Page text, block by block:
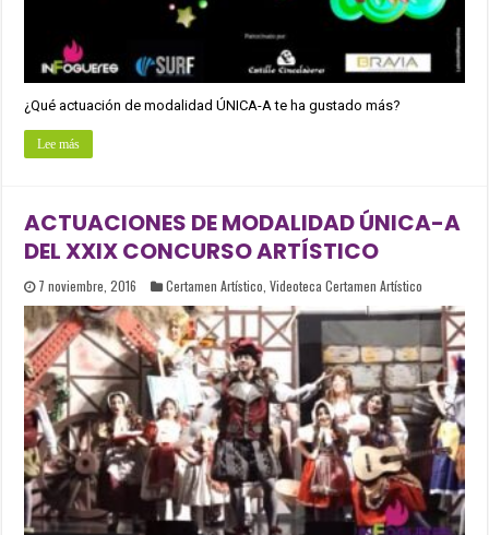
¿Qué actuación de modalidad ÚNICA-A te ha gustado más?
Lee más
ACTUACIONES DE MODALIDAD ÚNICA-A
DEL XXIX CONCURSO ARTÍSTICO
7 noviembre, 2016 Certamen Artístico ,Videoteca Certamen Artístico